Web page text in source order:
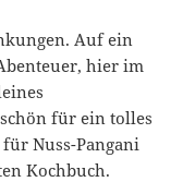
Auf ein
hier im
für ein tolles
Nuss-Pangani
Kochbuch.